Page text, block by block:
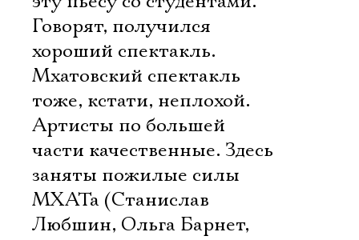
Говорят, получился
хороший спектакль.
Мхатовский спектакль
тоже, кстати, неплохой.
Артисты по большей
части качественные. Здесь
заняты пожилые силы
МХАТа (Станислав
Любшин, Ольга Барнет,